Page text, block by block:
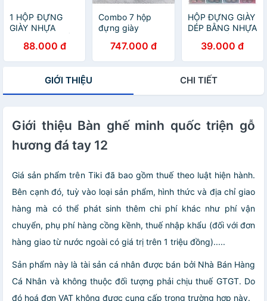
1 HỘP ĐỰNG
GIÀY NHỰA
-NẮP TRONG
SUỐT TÍCH HỢP
MÀU ĐEN
88.000 đ
Combo 7 hộp
đựng giày
tặng một hộp đi
kèm
747.000 đ
HỘP ĐỰNG GIÀY
DÉP BẰNG NHỰA
DIỆN TÍCH
39.000 đ
GIỚI THIỆU CHI TIẾT
Giới thiệu Bàn ghế minh quốc triện gỗ
hương đá tay 12
Giá sản phẩm trên Tiki đã bao gồm thuế theo luật hiện hành.
Bên cạnh đó, tuỳ vào loại sản phẩm, hình thức và địa chỉ giao
hàng mà có thể phát sinh thêm chi phí khác như phí vận
chuyển, phụ phí hàng cồng kềnh, thuế nhập khẩu (đối với đơn
hàng giao từ nước ngoài có giá trị trên 1 triệu đồng).....
Sản phẩm này là tài sản cá nhân được bán bởi Nhà Bán Hàng
Cá Nhân và không thuộc đối tượng phải chịu thuế GTGT. Do
đó hoá đơn VAT không được cung cấp trong trường hợp này.